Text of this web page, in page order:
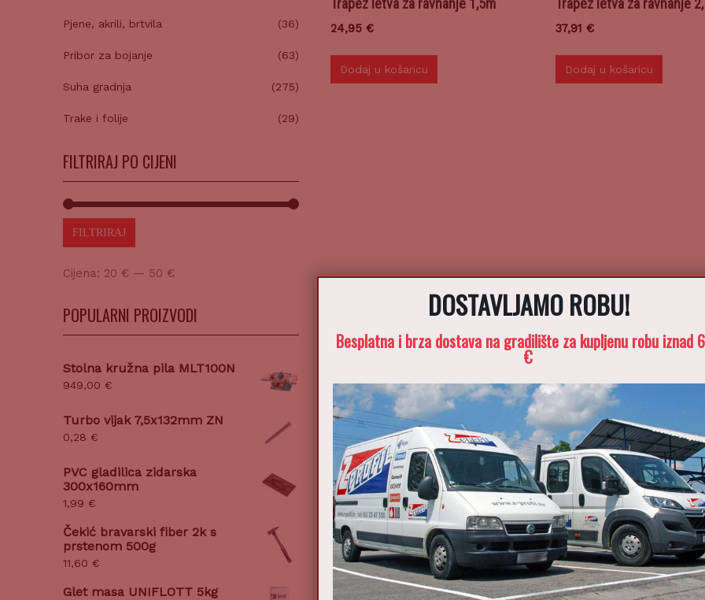
Trapez letva za ravnanje 1,5m
24,95 €
Dodaj u košaricu
Trapez letva za ravnanje
37,91€
Dodaj u košaricu
Pjene, akrili, brtvila (36)
Pribor za bojanje (63)
Suha gradnja (275)
Trake i folije (29)
FILTRIRAJ PO CIJENI
FILTRIRAJ
Cijena: 20 € — 50 €
POPULARNI PROIZVODI
Stolna kružna pila MLT100N
949,00 €
Turbo vijak 7,5x132mm ZN
0,28 €
PVC gladilica zidarska
300x160mm
1,99 €
Čekić bravarski fiber 2k s
prstenom 500g
11,60 €
Glet masa UNIFLOTT 5kg
DOSTAVLJAMO ROBU!
Besplatna i brza dostava na gradilište za kupljenu robu iznad
€